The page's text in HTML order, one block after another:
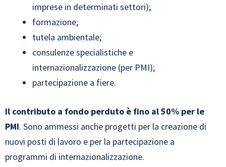
imprese in determinati settori);
formazione;
tutela ambientale;
consulenze specialistiche e
internazionalizzazione (per PMI);
partecipazione a fiere.
Il contributo a fondo perduto è fino al 50% per le
PMI. Sono ammessi anche progetti per la creazione di
nuovi posti di lavoro e per la partecipazione a
programmi di internazionalizzazione.